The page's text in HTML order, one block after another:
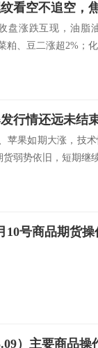
看空不追空，
盘涨跌互现，油脂
粕、豆二涨超2%；
苹果如期大涨，技
货弱势依旧，短期继
10号商品期货操
）主要商品操